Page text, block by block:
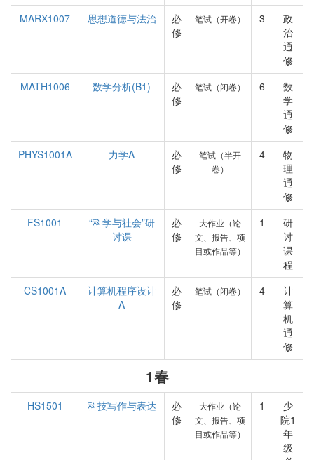
MARX1007
思想道德与法治
必
修
笔试（开卷） 3
政
治
通
修
MATH1006
数学分析(B1)
必
修
笔试（闭卷） 6
数
学
通
修
PHYS1001A
力学A
必
修
笔试（半开
卷）
4
物
理
通
修
FS1001
“科学与社会”研
讨课
必
修
大作业（论
文、报告、项
目或作品等）
1
研
讨
课
程
CS1001A
计算机程序设计
A
必
修
笔试（闭卷） 4
计
算
机
通
修
1春
HS1501 科技写作与表达
必
修
大作业（论
文、报告、项
目或作品等）
1
少
院1
年
级